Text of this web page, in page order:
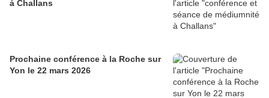
à Challans
Prochaine conférence à la Roche sur
Yon le 22 mars 2026